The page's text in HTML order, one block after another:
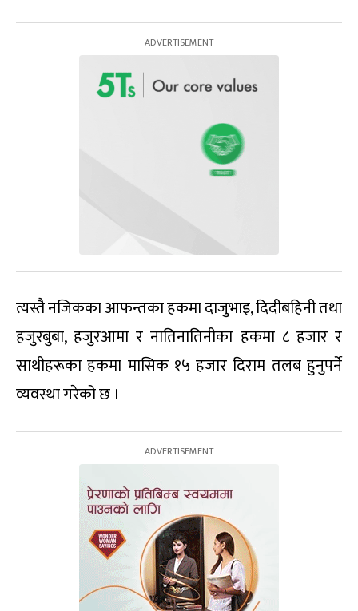
त्यस्तै नजिकका आफन्तका हकमा दाजुभाइ, दिदीबहिनी तथा
हजुरबुबा, हजुरआमा र नातिनातिनीका हकमा ८ हजार र
साथीहरूका हकमा मासिक १५ हजार दिराम तलब हुनुपर्ने
व्यवस्था गरेको छ ।